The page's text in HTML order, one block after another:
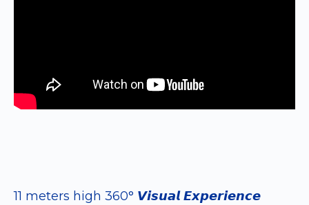
11 meters high 360° 𝙑𝙞𝙨𝙪𝙖𝙡 𝙀𝙭𝙥𝙚𝙧𝙞𝙚𝙣𝙘𝙚